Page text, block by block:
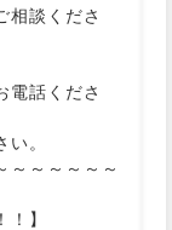
相談くださ
電話くださ
。
～～～～～～
】